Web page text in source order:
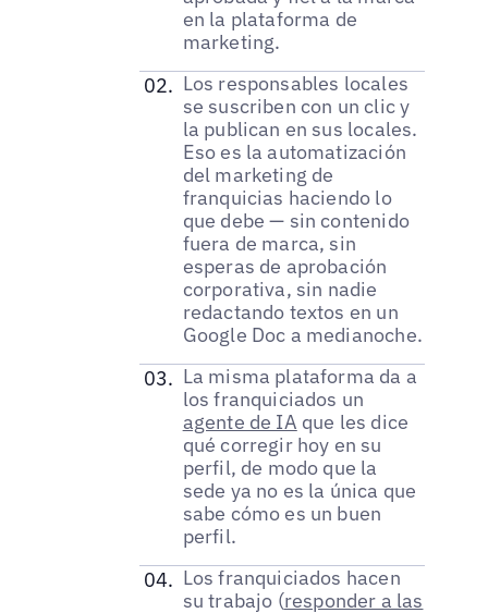
en la plataforma de
marketing.
Los responsables locales
se suscriben con un clic y
la publican en sus locales.
Eso es la automatización
del marketing de
franquicias haciendo lo
que debe — sin contenido
fuera de marca, sin
esperas de aprobación
corporativa, sin nadie
redactando textos en un
Google Doc a medianoche.
La misma plataforma da a
los franquiciados un
agente de IA que les dice
qué corregir hoy en su
perfil, de modo que la
sede ya no es la única que
sabe cómo es un buen
perfil.
Los franquiciados hacen
su trabajo (responder a las